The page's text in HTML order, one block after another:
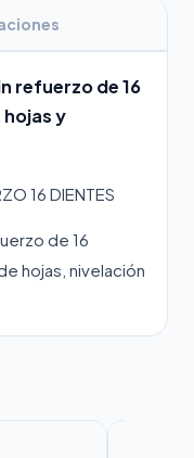
refuerzo de 16
y
16 DIENTES
de 16
hojas, nivelación